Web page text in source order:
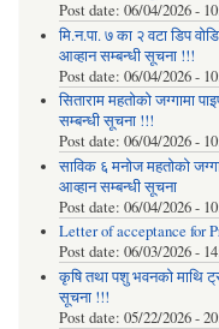
Post date: 06/04/2026 -
मि.न.पा. ७ का २ वटा डिप
आव्हान सम्बन्धी सूचना !!!
Post date: 06/04/2026 -
सिताराम महतोको जग्गामा
सम्बन्धी सूचना !!!
Post date: 06/04/2026 -
साविक ६ मनोज महतोको
आव्हान सम्बन्धी सूचना
Post date: 06/04/2026 -
Letter of acceptance for
Post date: 06/03/2026 -
कृषि तथा पशु भवनको माथि
सूचना !!!
Post date: 05/22/2026 -